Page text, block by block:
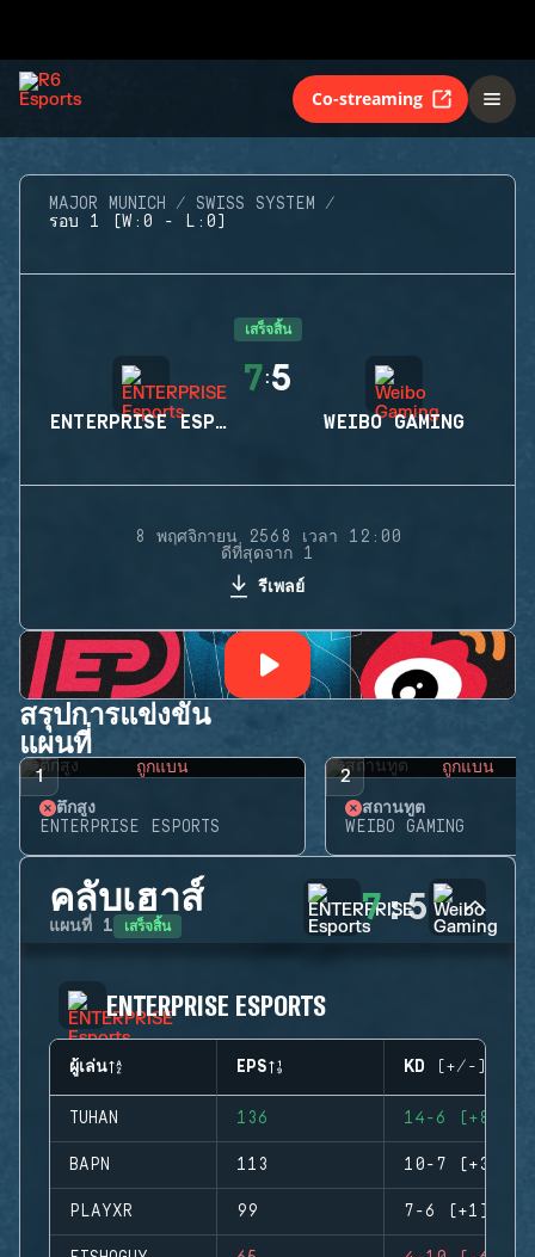
Co-streaming
MAJOR MUNICH
SWISS SYSTEM
รอบ 1 (W:0 - L:0)
เสร็จสิ้น
ENTERPRISE ESPORTS
7:5
WEIBO GAMING
8 พฤศจิกายน 2568 เวลา 12:00
ดีที่สุดจาก 1
รีเพลย์
สรุปการแข่งขัน
แผนที่
1 ถูกแบน
ตึกสูง
ENTERPRISE ESPORTS
2 ถูกแบน
สถานทูต
WEIBO GAMING
คลับเฮาส์
แผนที่ 1 เสร็จสิ้น 7:5
ENTERPRISE ESPORTS
ผู้เล่น EPS KD (+/-)
TUHAN 136 14-6 (+8)
BAPN 113 10-7 (+3)
PLAYXR 99 7-6 (+1)